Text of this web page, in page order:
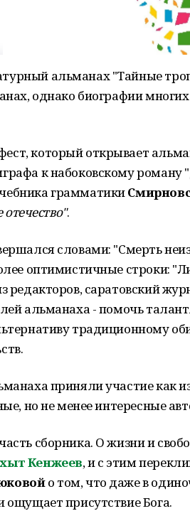
альманах "Тайные
однако биографии
который открывает
к набоковскому роману
грамматики
отечество".
словами: "Смерть
оптимистичные строки:
редакторов, саратовский
альманаха - помочь
традиционному
приняли участие как
но не менее интересные
сборника. О жизни и
Кенжеев, и с этим
о том, что даже в
ощущает присутствие Бога.